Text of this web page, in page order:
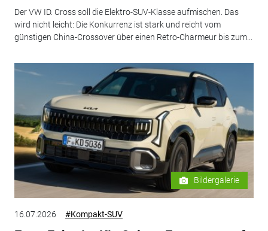
Der VW ID. Cross soll die Elektro-SUV-Klasse aufmischen. Das
wird nicht leicht: Die Konkurrenz ist stark und reicht vom
günstigen China-Crossover über einen Retro-Charmeur bis zum...
Bildergalerie
16.07.2026 #Kompakt-SUV